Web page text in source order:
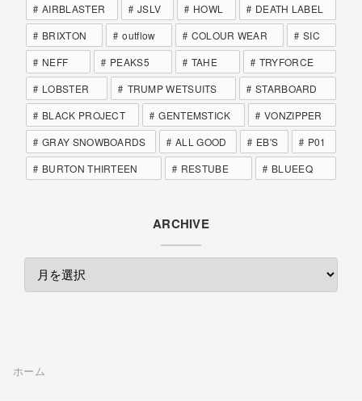
AIRBLASTER
JSLV HOWL
DEATH LABEL
BRIXTON
outflow COLOUR WEAR
SIC
NEFF
PEAKS5 TAHE
TRYFORCE
LOBSTER
TRUMP WETSUITS
STARBOARD
BLACK PROJECT
GENTEMSTICK
VONZIPPER
GRAY SNOWBOARDS
ALL GOOD EB'S
P01
BURTON THIRTEEN
RESTUBE BLUEEQ
ARCHIVE
ホーム